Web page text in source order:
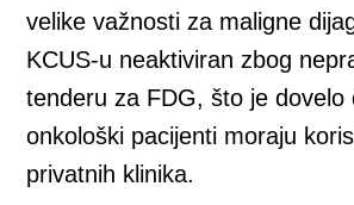
velike važnosti za maligne
KCUS-u neaktiviran zbog
tenderu za FDG, što je dovelo
onkološki pacijenti moraju
privatnih klinika.